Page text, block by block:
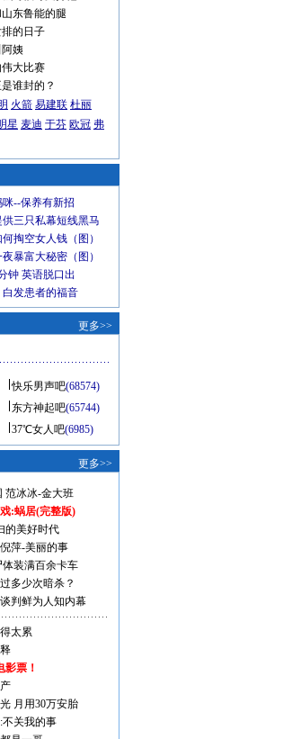
东鲁能的腿
的日子
姨
大比赛
谁封的？
火箭 易建联 杜丽
星 麦迪 于芬 欧冠 弗
--保养有新招
供三只私幕短线黑马
掏空女人钱（图）
暴富大秘密（图）
钟 英语脱口出
白发患者的福音
更多>>
快乐男声吧(68574)
东方神起吧(65744)
37℃女人吧(6985)
更多>>
范冰冰-金大班
:蜗居(完整版)
的美好时代
倪萍-美丽的事
装满百余卡车
多少次暗杀？
判鲜为人知内幕
太累
影票！
月用30万安胎
不关我的事